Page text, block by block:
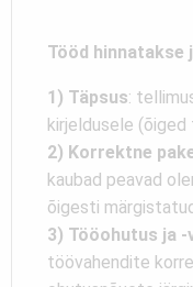
Tööd
1) Täpsus:
kirjeldusele (õiged
2) Korrektne
kaubad peavad
õigesti
3) Tööohutus ja
töövahendite